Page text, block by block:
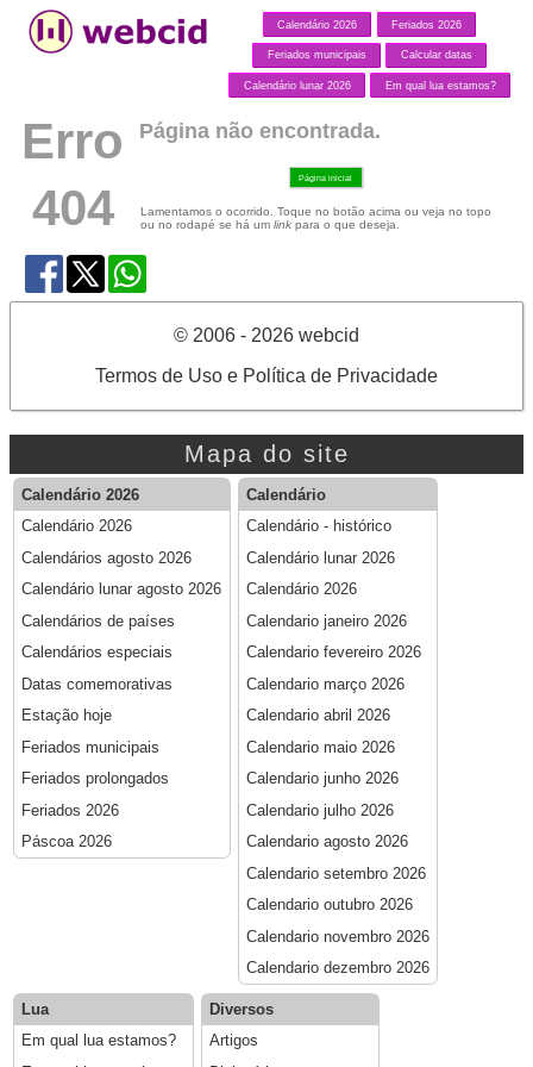
Calendário 2026 Feriados 2026
Feriados municipais Calcular datas
Calendário lunar 2026 Em qual lua estamos?
Erro
404
Página não encontrada.
Página inicial
Lamentamos o ocorrido. Toque no botão acima ou veja no topo
ou no rodapé se há um linkpara o que deseja.
© 2006 - 2026 webcid
Termos de Uso e Política de Privacidade
Mapa do site
Calendário 2026
Calendário 2026
Calendários agosto 2026
Calendário lunar agosto 2026
Calendários de países
Calendários especiais
Datas comemorativas
Estação hoje
Feriados municipais
Feriados prolongados
Feriados 2026
Páscoa 2026
Calendário
Calendário - histórico
Calendário lunar 2026
Calendário 2026
Calendario janeiro 2026
Calendario fevereiro 2026
Calendario março 2026
Calendario abril 2026
Calendario maio 2026
Calendario junho 2026
Calendario julho 2026
Calendario agosto 2026
Calendario setembro 2026
Calendario outubro 2026
Calendario novembro 2026
Calendario dezembro 2026
Lua
Em qual lua estamos?
Diversos
Artigos